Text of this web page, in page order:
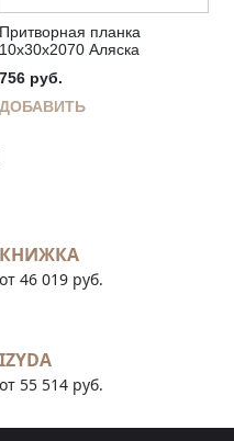
Притворная планка
10х30х2070 Аляска
756 руб.
ДОБАВИТЬ
КНИЖКА
от 46 019 руб.
IZYDA
от 55 514 руб.